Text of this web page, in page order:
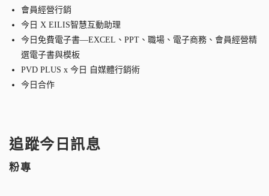
會員經營行銷
今日 X EILIS智慧互動助理
今日免費電子書—EXCEL、PPT、職場、電子商務、會員經營精
選電子書與模板
PVD PLUS x 今日 自媒體行銷術
今日合作
追蹤今日訊息
粉專